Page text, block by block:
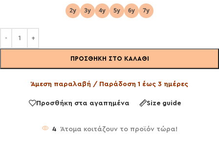
ΠΡΟΣΘΉΚΗ ΣΤΟ ΚΑΛΆΘΙ
Άμεση παραλαβή / Παράδοση 1 έως 3 ημέρες
Προσθήκη στα αγαπημένα Size guide
4 Άτομα κοιτάζουν το προϊόν τώρα!